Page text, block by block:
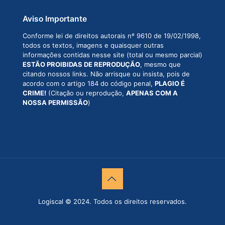
Aviso Importante
Conforme lei de direitos autorais nº 9610 de 19/02/1998,
todos os textos, imagens e quaisquer outras
informações contidas nesse site (total ou mesmo parcial)
ESTÃO PROIBIDAS DE REPRODUÇÃO, mesmo que
citando nossos links. Não arrisque ou insista, pois de
acordo com o artigo 184 do código penal, PLAGIO É
CRIME! (Citação ou reprodução, APENAS COM A
NOSSA PERMISSÃO)
Logiscal © 2024. Todos os direitos reservados.